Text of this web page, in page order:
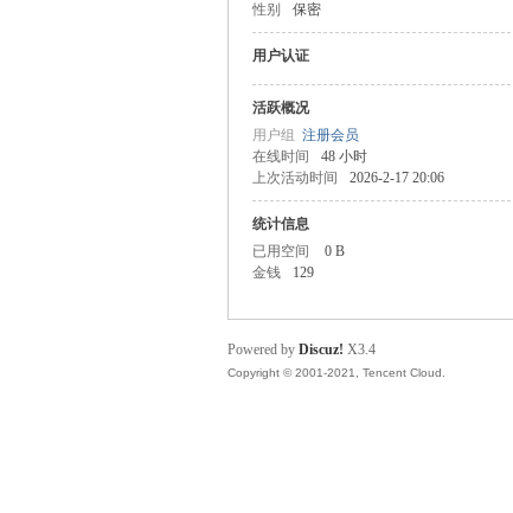
性别 保密
用户认证
活跃概况
用户组 注册会员
在线时间
48 小时
上次活动时间
2026-2-17 20:06
统计信息
已用空间
0 B
金钱
129
Powered by Discuz! X3.4
Copyright © 2001-2021, Tencent Cloud.